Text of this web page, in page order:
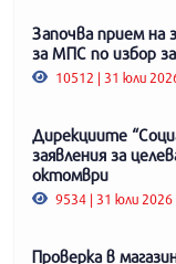
Започва прием на
за МПС по избор
10512 | 31 юли
Дирекциите
заявления за
октомври
9534 | 31 юли 2026
Проверка в